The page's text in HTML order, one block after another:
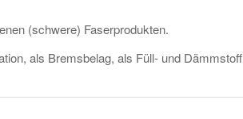
(schwere) Faserprodukten.
als Bremsbelag, als Füll- und Dämmstoff